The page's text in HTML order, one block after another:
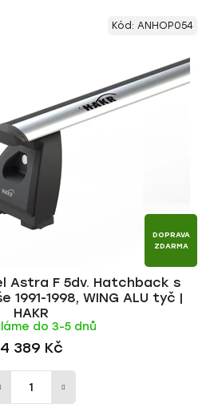
DOPRAVA
ZDARMA
Astra F 5dv. Hatchback s
1991-1998, WING ALU tyč |
HAKR
do 3-5 dnů
4 389 Kč
Kód: ANHOP054